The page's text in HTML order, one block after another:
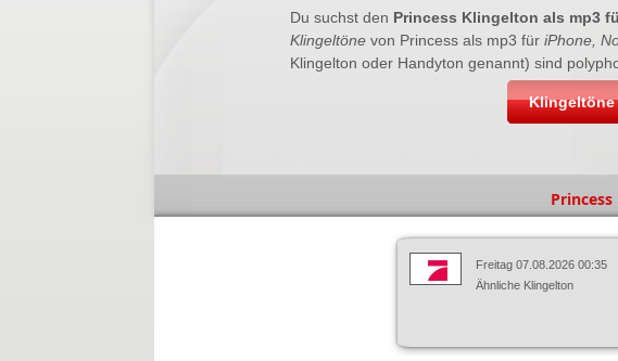
Du suchst den Princess Klingelton als mp3
Klingeltöne von Princess als mp3 für iPhone,
Klingelton oder Handyton genannt) sind
Klingeltöne
Freitag 07.08.2026 00:35
Ähnliche Klingelton